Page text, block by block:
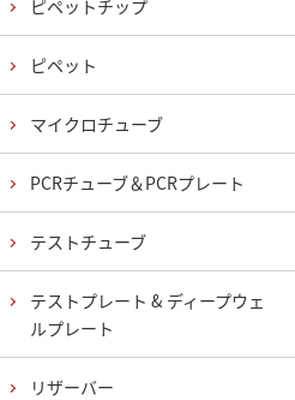
ピペットチップ
ピペット
マイクロチューブ
PCRチューブ＆PCRプレート
テストチューブ
テストプレート & ディープウェ
ルプレート
リザーバー